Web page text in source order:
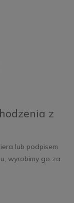
z
lub podpisem
wyrobimy go za